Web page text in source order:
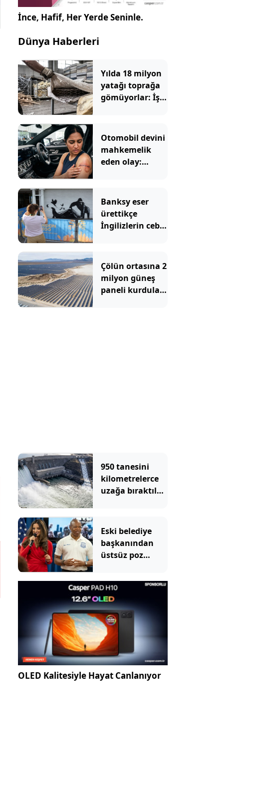
İnce, Hafif, Her Yerde Seninle.
Dünya Haberleri
Yılda 18 milyon
yatağı toprağa
gömüyorlar: İşte
Otomobil devini
mahkemelik
eden olay:
Banksy eser
ürettikçe
İngilizlerin cebi
Çölün ortasına 2
milyon güneş
paneli kurdular:
950 tanesini
kilometrelerce
uzağa bıraktılar:
döndü
Eski belediye
başkanından
üstsüz poz
OLED Kalitesiyle Hayat Canlanıyor